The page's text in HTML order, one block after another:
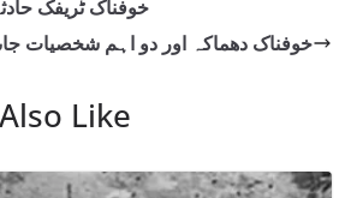
خوفناک ٹریفک حادثہ، 32 افراد
خوفناک دھماکہ اور دو اہم شخصیات
Like